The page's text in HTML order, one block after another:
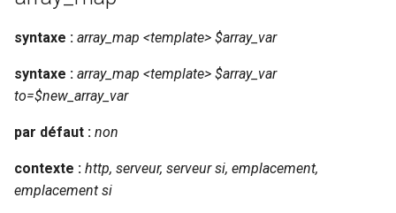
nsq
ntlm
openssl
syntaxe : array_map <template> $array_var
syntaxe : array_map <template> $array_var
to=$new_array_var
par défaut : non
contexte : http, serveur, serveur si, emplacement,
emplacement si